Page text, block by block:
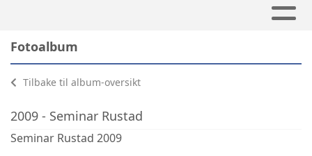
Fotoalbum
Tilbake til album-oversikt
2009 - Seminar Rustad
Seminar Rustad 2009